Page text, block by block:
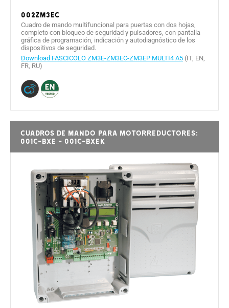
002ZM3EC
Cuadro de mando multifuncional para puertas con dos hojas,
completo con bloqueo de seguridad y pulsadores, con pantalla
gráfica de programación, indicación y autodiagnóstico de los
dispositivos de seguridad.
Download FASCICOLO ZM3E-ZM3EC-ZM3EP MULTI4 A5 (IT, EN,
FR, RU)
Cuadros de mando para motorreductores:
001C-BXE - 001C-BXEK